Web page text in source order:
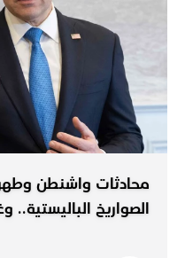
محادثات واشنطن
الصواريخ الباليستية..